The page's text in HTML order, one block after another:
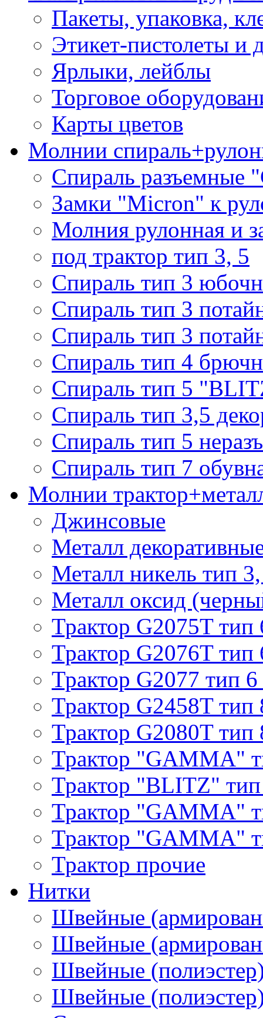
Пакеты, упаковка,
Этикет-пистолеты и
Ярлыки, лейблы
Торговое
Карты цветов
Молнии
Спираль разъемные
Замки "Micron" к
Молния рулонная и
под трактор тип 3, 5
Спираль тип 3
Спираль тип 3
Спираль тип 3
Спираль тип 4
Спираль тип 5
Спираль тип 3,5
Спираль тип 5
Спираль тип 7
Молнии
Джинсовые
Металл
Металл никель тип
Металл оксид
Трактор G2075T тип
Трактор G2076T тип
Трактор G2077 тип 6
Трактор G2458T тип
Трактор G2080T тип
Трактор "GAMMA"
Трактор "BLITZ"
Трактор "GAMMA"
Трактор "GAMMA"
Трактор прочие
Нитки
Швейные
Швейные
Швейные
Швейные